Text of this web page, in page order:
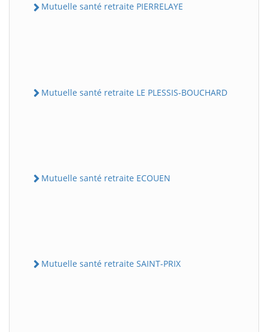
Mutuelle santé retraite PIERRELAYE
Mutuelle santé retraite LE PLESSIS-BOUCHARD
Mutuelle santé retraite ECOUEN
Mutuelle santé retraite SAINT-PRIX